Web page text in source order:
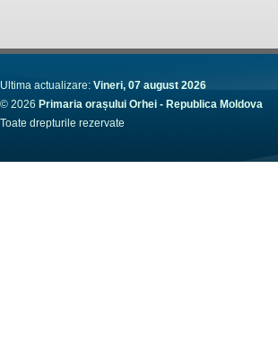
Ultima actualizare: Vineri, 07 august 2026
© 2026 Primaria orașului Orhei - Republica Moldova
Toate drepturile rezervate